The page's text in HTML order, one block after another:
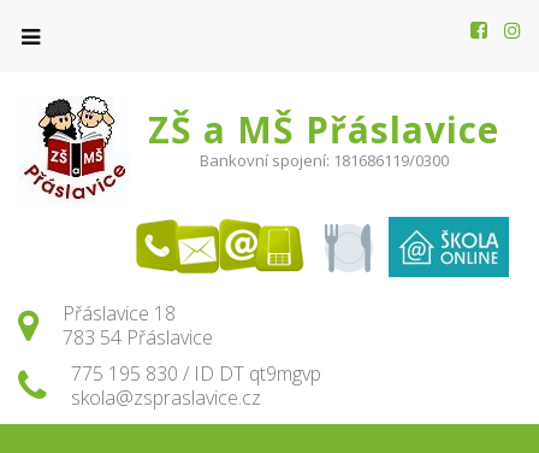
ZŠ a MŠ Přáslavice
Bankovní spojení: 181686119/0300
Přáslavice 18
783 54 Přáslavice
775 195 830 / ID DT qt9mgvp
skola@zspraslavice.cz